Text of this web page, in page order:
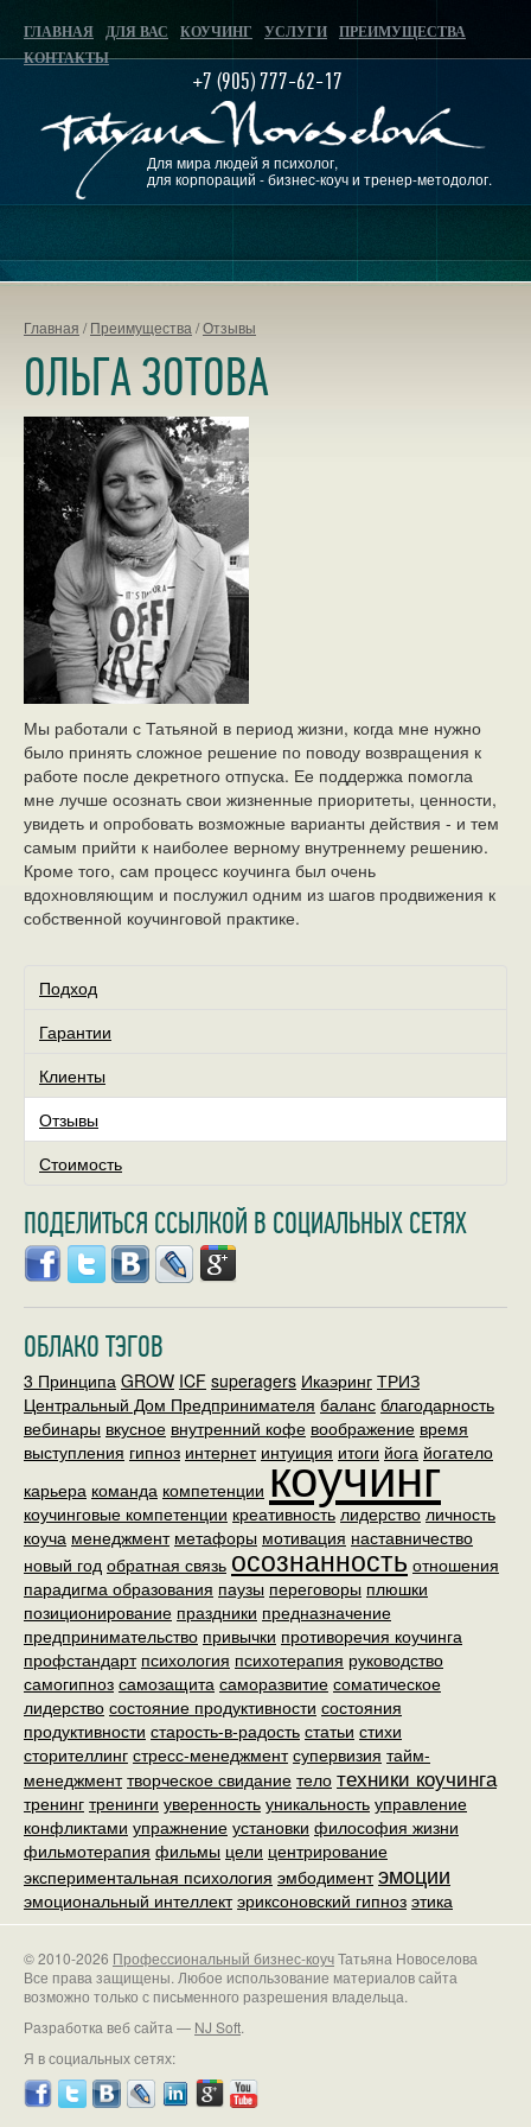
ГЛАВНАЯ ДЛЯ ВАС КОУЧИНГ УСЛУГИ
ПРЕИМУЩЕСТВА
КОНТАКТЫ
Для мира людей я психолог,
для корпораций - бизнес-коуч и тренер-методолог.
+7 (905) 777-62-17
Главная /Преимущества /Отзывы
ОЛЬГА ЗОТОВА
Мы работали с Татьяной в период жизни, когда мне нужно
было принять сложное решение по поводу возвращения к
работе после декретного отпуска. Ее поддержка помогла
мне лучше осознать свои жизненные приоритеты, ценности,
увидеть и опробовать возможные варианты действия - и тем
самым прийти к наиболее верному внутреннему решению.
Кроме того, сам процесс коучинга был очень
вдохновляющим и послужил одним из шагов продвижения к
собственной коучинговой практике.
Подход
Гарантии
Клиенты
Отзывы
Стоимость
ПОДЕЛИТЬСЯ ССЫЛКОЙ В СОЦИАЛЬНЫХ СЕТЯХ
ОБЛАКО ТЭГОВ
3 Принципа GROW ICF superagers Икаэринг ТРИЗ
Центральный Дом Предпринимателя баланс благодарность
вебинары вкусное внутренний кофе воображение время
выступления гипноз интернет интуиция итоги йога йогатело
карьера команда компетенции коучинг
коучинговые компетенции креативность лидерство личность
коуча менеджмент метафоры мотивация наставничество
новый год обратная связь осознанность отношения
парадигма образования паузы переговоры плюшки
позиционирование праздники предназначение
предпринимательство привычки противоречия коучинга
профстандарт психология психотерапия руководство
самогипноз самозащита саморазвитие соматическое
лидерство состояние продуктивности состояния
продуктивности старость-в-радость статьи стихи
сторителлинг стресс-менеджмент супервизия тайм-
менеджмент творческое свидание тело техники коучинга
тренинг тренинги уверенность уникальность управление
конфликтами упражнение установки философия жизни
фильмотерапия фильмы цели центрирование
экспериментальная психология эмбодимент эмоции
эмоциональный интеллект эриксоновский гипноз этика
© 2010-2026 Профессиональный бизнес-коучТатьяна Новоселова
Все права защищены. Любое использование материалов сайта
возможно только с письменного разрешения владельца.
Разработка веб сайта — NJ Soft.
Я в социальных сетях: